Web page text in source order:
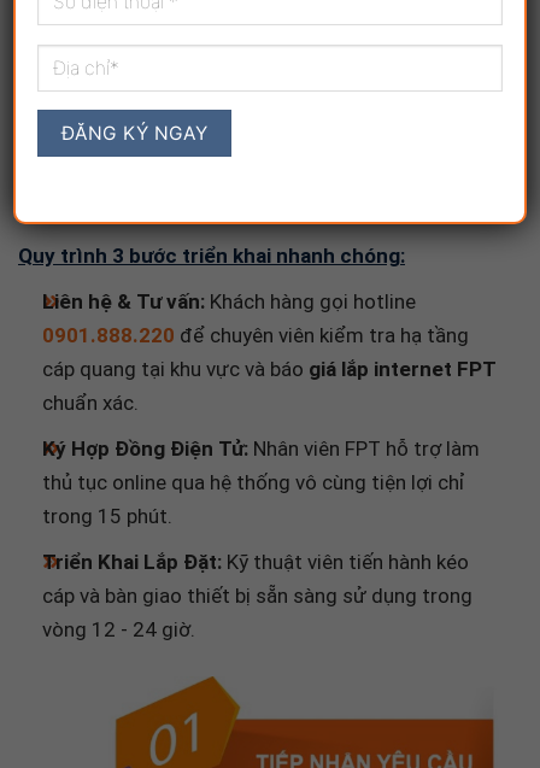
Căn cước công dân (CCCD) 2 mặt của người đứng
tên hợp đồng.
Giấy phép kinh doanh và CCCD của người đại diện
Quy trình 3 bước triển khai nhanh chóng:
Liên hệ & Tư vấn:Khách hàng gọi hotline
0901.888.220để chuyên viên kiểm tra hạ tầng
cáp quang tại khu vực và báogiá lắp internet FPT
chuẩn xác.
thủ tục online qua hệ thống vô cùng tiện lợi chỉ
trong 15 phút.
Triển Khai Lắp Đặt:
cáp và bàn giao thiết bị sẵn sàng sử dụng trong
vòng 12 - 24 giờ.